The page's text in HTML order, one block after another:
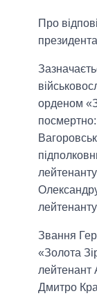
Про
орденом
Звання
«Золота
лейтенант
Дмитро